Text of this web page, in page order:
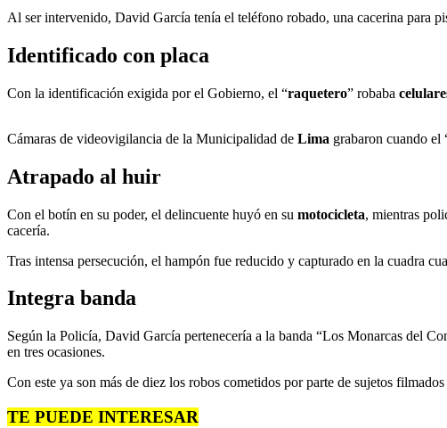
Al ser intervenido, David García tenía el teléfono robado, una cacerina para
Identificado con placa
Con la identificación exigida por el Gobierno, el “raquetero” robaba
Cámaras de videovigilancia de la Municipalidad de Lima grabaron cuando el
Atrapado al huir
Con el botín en su poder, el delincuente huyó en su motocicleta, mientras
cacería.
Tras intensa persecución, el hampón fue reducido y capturado en la cuadra
Integra banda
Según la Policía, David García pertenecería a la banda “Los Monarcas del
en tres ocasiones.
Con este ya son más de diez los robos cometidos por parte de sujetos
TE PUEDE INTERESAR